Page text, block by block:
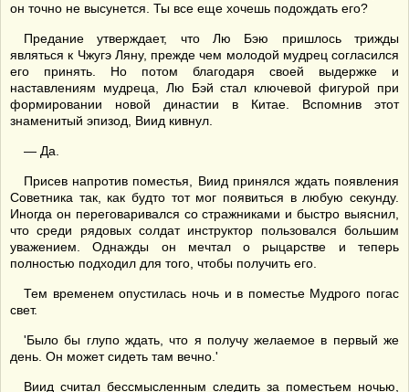
он точно не высунется. Ты все еще хочешь подождать его?
Предание утверждает, что Лю Бэю пришлось трижды
являться к Чжугэ Ляну, прежде чем молодой мудрец согласился
его принять. Но потом благодаря своей выдержке и
наставлениям мудреца, Лю Бэй стал ключевой фигурой при
формировании новой династии в Китае. Вспомнив этот
знаменитый эпизод, Виид кивнул.
— Да.
Присев напротив поместья, Виид принялся ждать появления
Советника так, как будто тот мог появиться в любую секунду.
Иногда он переговаривался со стражниками и быстро выяснил,
что среди рядовых солдат инструктор пользовался большим
уважением. Однажды он мечтал о рыцарстве и теперь
полностью подходил для того, чтобы получить его.
Тем временем опустилась ночь и в поместье Мудрого погас
свет.
'Было бы глупо ждать, что я получу желаемое в первый же
день. Он может сидеть там вечно.'
Виид считал бессмысленным следить за поместьем ночью,